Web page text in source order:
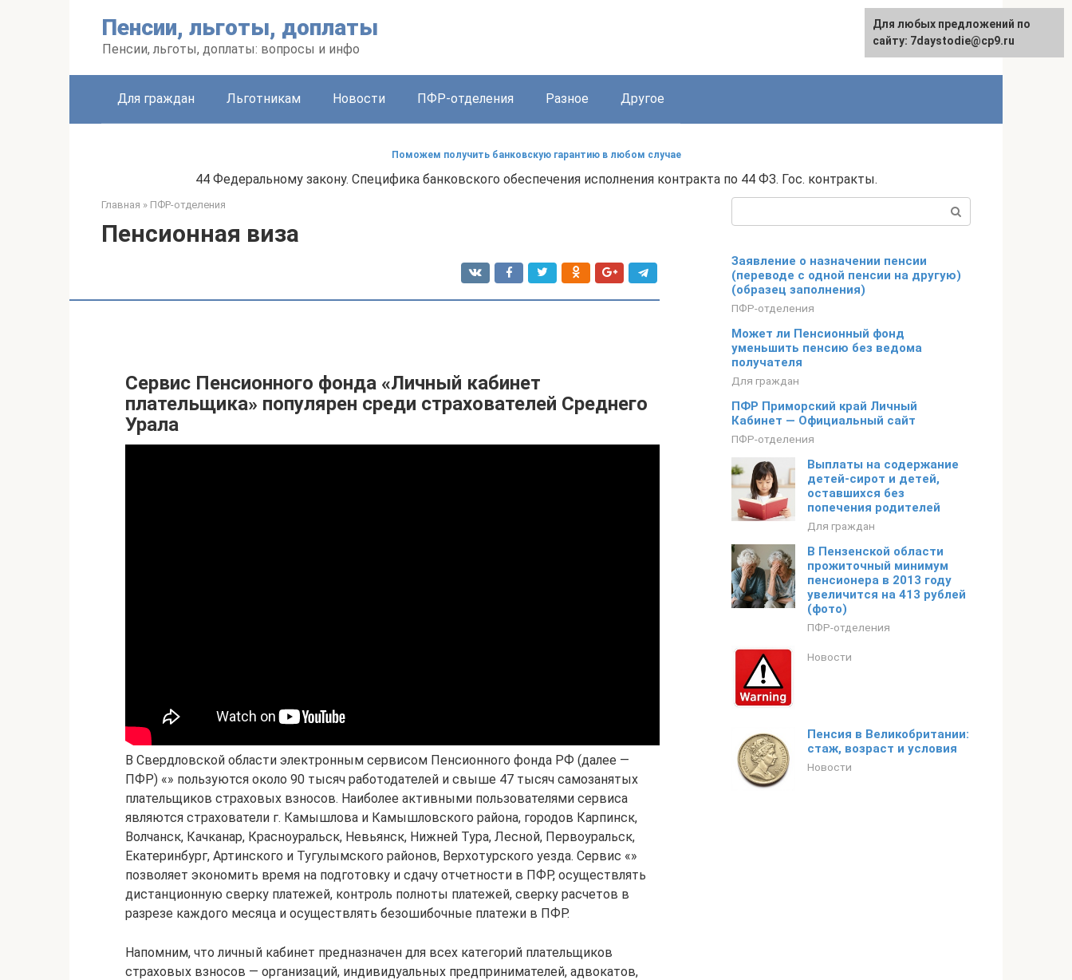
Пенсии, льготы, доплаты
Пенсии, льготы, доплаты: вопросы и инфо
Для граждан Льготникам Новости ПФР-отделения Разное Другое
Поможем получить банковскую гарантию в любом случае
44 Федеральному закону. Специфика банковского обеспечения исполнения контракта по 44 ФЗ. Гос. контракты.
Главная » ПФР-отделения
Пенсионная виза
Сервис Пенсионного фонда «Личный кабинет
плательщика» популярен среди страхователей Среднего
Урала
В Свердловской области электронным сервисом Пенсионного фонда РФ (далее —
ПФР) «» пользуются около 90 тысяч работодателей и свыше 47 тысяч самозанятых
плательщиков страховых взносов. Наиболее активными пользователями сервиса
являются страхователи г. Камышлова и Камышловского района, городов Карпинск,
Волчанск, Качканар, Красноуральск, Невьянск, Нижней Тура, Лесной, Первоуральск,
Екатеринбург, Артинского и Тугулымского районов, Верхотурского уезда. Сервис «»
позволяет экономить время на подготовку и сдачу отчетности в ПФР, осуществлять
дистанционную сверку платежей, контроль полноты платежей, сверку расчетов в
разрезе каждого месяца и осуществлять безошибочные платежи в ПФР.
Напомним, что личный кабинет предназначен для всех категорий плательщиков
страховых взносов — организаций, индивидуальных предпринимателей, адвокатов,
Заявление о назначении пенсии
(переводе с одной пенсии на другую)
(образец заполнения)
ПФР-отделения
Может ли Пенсионный фонд
уменьшить пенсию без ведома
получателя
Для граждан
ПФР Приморский край Личный
Кабинет — Официальный сайт
ПФР-отделения
Выплаты на содержание
детей-сирот и детей,
оставшихся без
попечения родителей
Для граждан
В Пензенской области
прожиточный минимум
пенсионера в 2013 году
увеличится на 413 рублей
(фото)
ПФР-отделения
Новости
Пенсия в Великобритании:
стаж, возраст и условия
Новости
Для любых предложений по
сайту: 7daystodie@cp9.ru